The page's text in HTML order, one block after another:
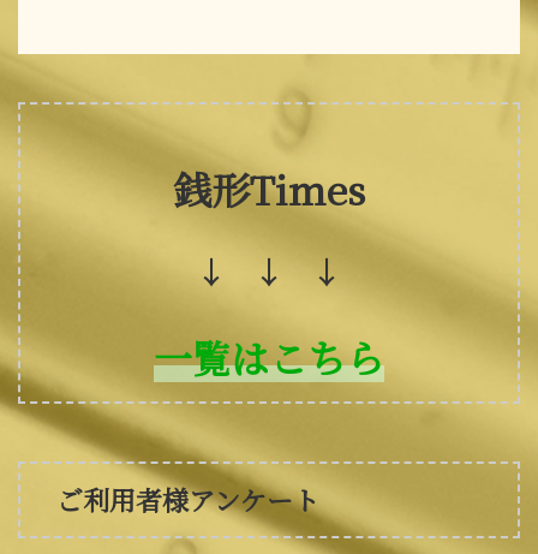
銭形Times
↓ ↓ ↓
一覧はこちら
ご利用者様アンケート